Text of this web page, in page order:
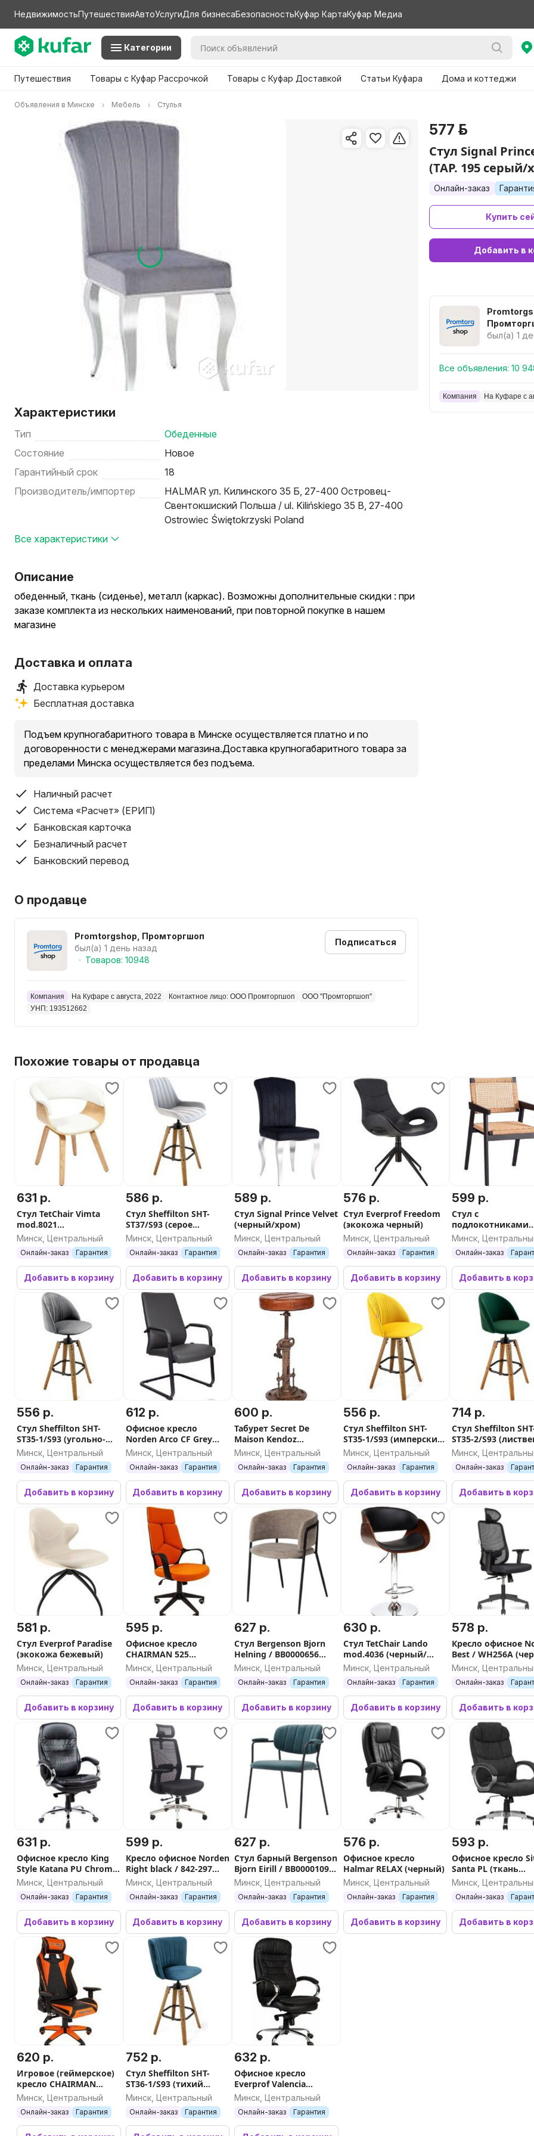
НедвижимостьПутешествияАвтоУслугиДля бизнесаБезопасностьКуфар КартаКуфар Медиа
Категории
Путешествия Товары с Куфар Рассрочкой Товары с Куфар Доставкой Статьи Куфара Дома и коттеджи
Объявления в Минске Мебель Стулья
Характеристики
Тип
Обеденные
Состояние
Новое
Гарантийный срок
18
Производитель/импортер
HALMAR ул. Килинского 35 Б, 27-400 Островец-
Свентокшиский Польша / ul. Kilińskiego 35 B, 27-400
Ostrowiec Świętokrzyski Poland
Все характеристики
Описание
обеденный, ткань (сиденье), металл (каркас). Возможны дополнительные скидки : при
заказе комплекта из нескольких наименований, при повторной покупке в нашем
магазине
Доставка и оплата
Доставка курьером
Бесплатная доставка
Подъем крупногабаритного товара в Минске осуществляется платно и по
договоренности с менеджерами магазина.Доставка крупногабаритного товара за
пределами Минска осуществляется без подъема.
Наличный расчет
Система «Расчет» (ЕРИП)
Банковская карточка
Безналичный расчет
Банковский перевод
О продавце
Promtorgshop, Промторгшоп
был(а) 1 день назад
Товаров: 10948
Подписаться
Компания На Куфаре с августа, 2022 Контактное лицо: ООО Промторгшоп
ООО ''Промторгшоп''
УНП: 193512662
Похожие товары от продавца
631 р.
Стул TetChair Vimta
mod.8021
(натуральный/белый)
Минск, Центральный
Онлайн-заказ Гарантия
Добавить в корзину
586 р.
Стул Sheffilton SHT-
ST37/S93 (серое
облако/корич.
брашир./черный муар)
Минск, Центральный
Онлайн-заказ Гарантия
Добавить в корзину
589 р.
Стул Signal Prince Velvet
(черный/хром)
Минск, Центральный
Онлайн-заказ Гарантия
Добавить в корзину
576 р.
Стул Everprof Freedom
(экокожа черный)
Минск, Центральный
Онлайн-заказ Гарантия
Добавить в корзину
599 р.
Стул с
подлокотниками
TetChair Vanheim
дерево вяз/
(черный)
Минск,
Онлайн-заказ
Добавить в
556 р.
Стул Sheffilton SHT-
ST35-1/S93 (угольно-
серый/
брш.коричневый/
черный муар)
Минск, Центральный
Онлайн-заказ Гарантия
Добавить в корзину
612 р.
Офисное кресло
Norden Arco CF Grey
V5017 (экокожа серый)
Минск, Центральный
Онлайн-заказ Гарантия
Добавить в корзину
600 р.
Табурет Secret De
Maison Kendoz
(коричневый)
Минск, Центральный
Онлайн-заказ Гарантия
Добавить в корзину
556 р.
Стул Sheffilton SHT-
ST35-1/S93 (имперский
желтый /браш. кор./
черный муар)
Минск, Центральный
Онлайн-заказ Гарантия
Добавить в корзину
714 р.
Стул Sheffilton
ST35-2/S93
зеленый/
черный)
Минск,
Онлайн-заказ
Добавить в
581 р.
Стул Everprof Paradise
(экокожа бежевый)
Минск, Центральный
Онлайн-заказ Гарантия
Добавить в корзину
595 р.
Офисное кресло
CHAIRMAN 525
(оранжевый)
Минск, Центральный
Онлайн-заказ Гарантия
Добавить в корзину
627 р.
Стул Bergenson Bjorn
Helning / BB0000656
(капучино)
Минск, Центральный
Онлайн-заказ Гарантия
Добавить в корзину
630 р.
Стул TetChair Lando
mod.4036 (черный/
орех/хром)
Минск, Центральный
Онлайн-заказ Гарантия
Добавить в корзину
578 р.
Кресло офисное
Best / WH256A
Минск,
Онлайн-заказ
Добавить в
631 р.
Офисное кресло King
Style Katana PU Chrome
(черный)
Минск, Центральный
Онлайн-заказ Гарантия
Добавить в корзину
599 р.
Кресло офисное Norden
Right black / 842-297
(черный/черный)
Минск, Центральный
Онлайн-заказ Гарантия
Добавить в корзину
627 р.
Стул барный Bergenson
Bjorn Eirill / BB0000109
(зеленый)
Минск, Центральный
Онлайн-заказ Гарантия
Добавить в корзину
576 р.
Офисное кресло
Halmar RELAX (черный)
Минск, Центральный
Онлайн-заказ Гарантия
Добавить в корзину
593 р.
Офисное кресло
Santa PL (ткань
Black/Black)
Минск,
Онлайн-заказ
Добавить в
620 р.
Игровое (геймерское)
кресло CHAIRMAN
Game 44 (черный/
оранжевый)
Минск, Центральный
Онлайн-заказ Гарантия
752 р.
Стул Sheffilton SHT-
ST36-1/S93 (тихий
океан/дуб коричн.
браш./чёрн.муар)
Минск, Центральный
Онлайн-заказ Гарантия
632 р.
Офисное кресло
Everprof Valencia
(экокожа, резиновые
ролики, черный)
Минск, Центральный
Онлайн-заказ Гарантия
577 р.
Стул Signal
(TAP. 195 серый/
Онлайн-заказ
Купить
Добавить в
был(а) 1
Все объявления: 10
Компания На Куфаре с